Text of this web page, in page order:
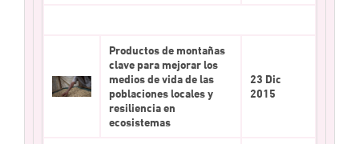
Productos de montañas
clave para mejorar los
medios de vida de las
poblaciones locales y
resiliencia en
ecosistemas
23 Dic
2015